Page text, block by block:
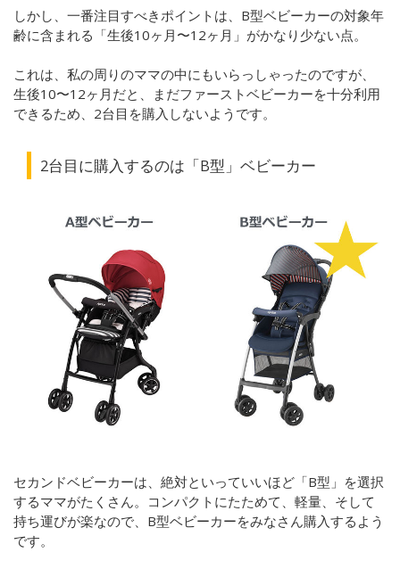
しかし、一番注目すべきポイントは、B型ベビーカーの対象年
齢に含まれる「生後10ヶ月〜12ヶ月」がかなり少ない点。
これは、私の周りのママの中にもいらっしゃったのですが、
生後10〜12ヶ月だと、まだファーストベビーカーを十分利用
できるため、2台目を購入しないようです。
2台目に購入するのは「B型」ベビーカー
セカンドベビーカーは、絶対といっていいほど「B型」を選択
するママがたくさん。コンパクトにたためて、軽量、そして
持ち運びが楽なので、B型ベビーカーをみなさん購入するよう
です。